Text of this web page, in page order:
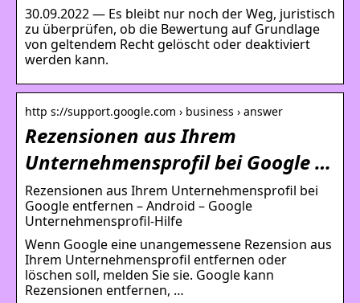
30.09.2022 — Es bleibt nur noch der Weg, juristisch
zu überprüfen, ob die Bewertung auf Grundlage
von geltendem Recht gelöscht oder deaktiviert
werden kann.
http s://support.google.com › business › answer
Rezensionen aus Ihrem
Unternehmensprofil bei Google …
Rezensionen aus Ihrem Unternehmensprofil bei
Google entfernen – Android – Google
Unternehmensprofil-Hilfe
Wenn Google eine unangemessene Rezension aus
Ihrem Unternehmensprofil entfernen oder
löschen soll, melden Sie sie. Google kann
Rezensionen entfernen, …